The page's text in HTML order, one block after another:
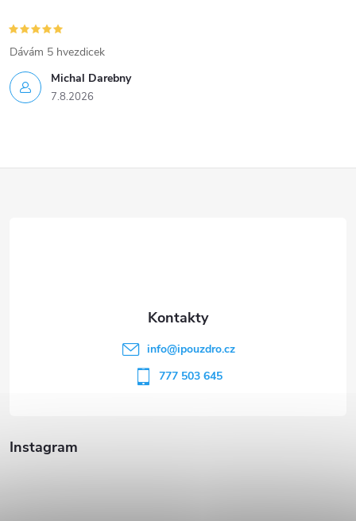
Michal Darebny
7.8.2026
Dávám 5 hvezdicek
Instagram
info@ipouzdro.cz
777 503 645